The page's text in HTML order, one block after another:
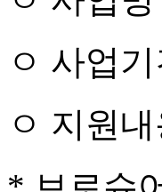
ㅇ 사업
ㅇ 지원내